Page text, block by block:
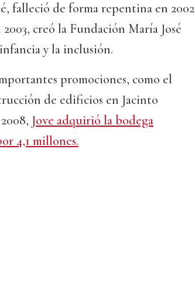
falleció de forma repentina en 2002
2003, creó la Fundación María José
y la inclusión.
promociones, como el
de edificios en Jacinto
Jove adquirió la bodega
4,1 millones.